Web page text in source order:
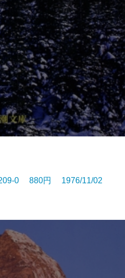
0 880円 1976/11/02